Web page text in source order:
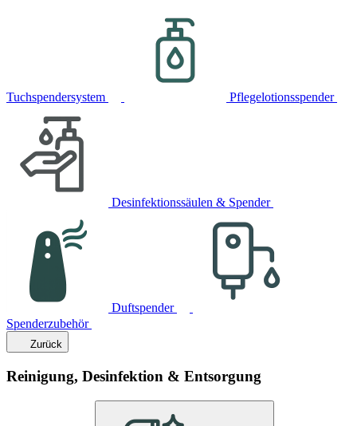
Tuchspendersystem Pflegelotionsspender
Desinfektionssäulen & Spender
Duftspender
Spenderzubehör
Zurück
Reinigung, Desinfektion & Entsorgung